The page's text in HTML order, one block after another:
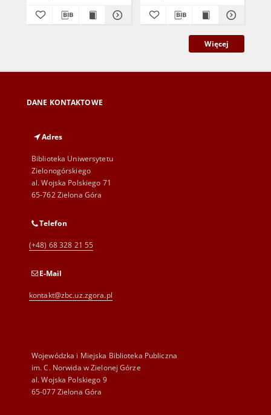
Więcej
DANE KONTAKTOWE
Adres
Biblioteka Uniwersytetu
Zielonogórskiego
al. Wojska Polskiego 71
65-762 Zielona Góra
Telefon
(+48) 68 328 21 55
E-Mail
kontakt@zbc.uz.zgora.pl
Wojewódzka i Miejska Biblioteka Publiczna
im. C. Norwida w Zielonej Górze
al. Wojska Polskiego 9
65-077 Zielona Góra